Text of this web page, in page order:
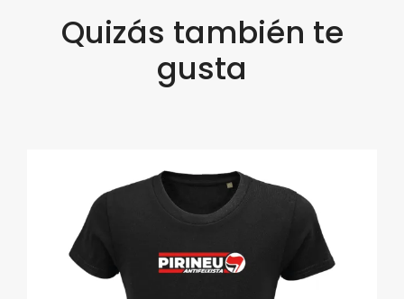
Quizás también te
gusta